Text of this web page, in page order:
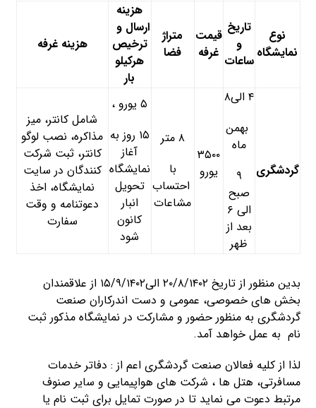
نوع
نمایشگاه
تاریخ
و
ساعات
قیمت
غرفه
متراژ
فضا
هزینه
ارسال و
ترخیص
هرکیلو
بار
هزینه غرفه
گردشگری
۴ الی۸
بهمن
ماه
۹
صبح
الی ۶
بعد از
ظهر
۳۵۰۰
یورو
۸ متر
با
احتساب
مشاعات
۵ یورو ،
۱۵ روز به
آغاز
نمایشگاه
تحویل
انبار
کانون
شود
شامل کانتر، میز
مذاکره، نصب لوگو
کانتر، ثبت شرکت
کنندگان در سایت
نمایشگاه، اخذ
دعوتنامه و وقت
سفارت
بدین منظور از تاریخ ۲۰/۸/۱۴۰۲ الی۱۵/۹/۱۴۰۲ از علاقمندان
بخش های خصوصی، عمومی و دست اندرکاران صنعت
گردشگری به منظور حضور و مشارکت در نمایشگاه مذکور ثبت
نام به عمل خواهد آمد.
لذا از کلیه فعالان صنعت گردشگری اعم از : دفاتر خدمات
مسافرتی، هتل ها ، شرکت های هواپیمایی و سایر صنوف
مرتبط دعوت می نماید تا در صورت تمایل برای ثبت نام یا